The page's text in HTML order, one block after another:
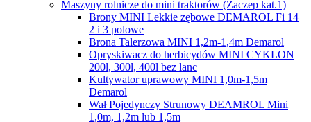
Maszyny rolnicze do mini traktorów (Zaczep kat.1)
Brony MINI Lekkie zębowe DEMAROL Fi 14
2 i 3 polowe
Brona Talerzowa MINI 1,2m-1,4m Demarol
Opryskiwacz do herbicydów MINI CYKLON
200l, 300l, 400l bez lanc
Kultywator uprawowy MINI 1,0m-1,5m
Demarol
Wał Pojedynczy Strunowy DEAMROL Mini
1,0m, 1,2m lub 1,5m